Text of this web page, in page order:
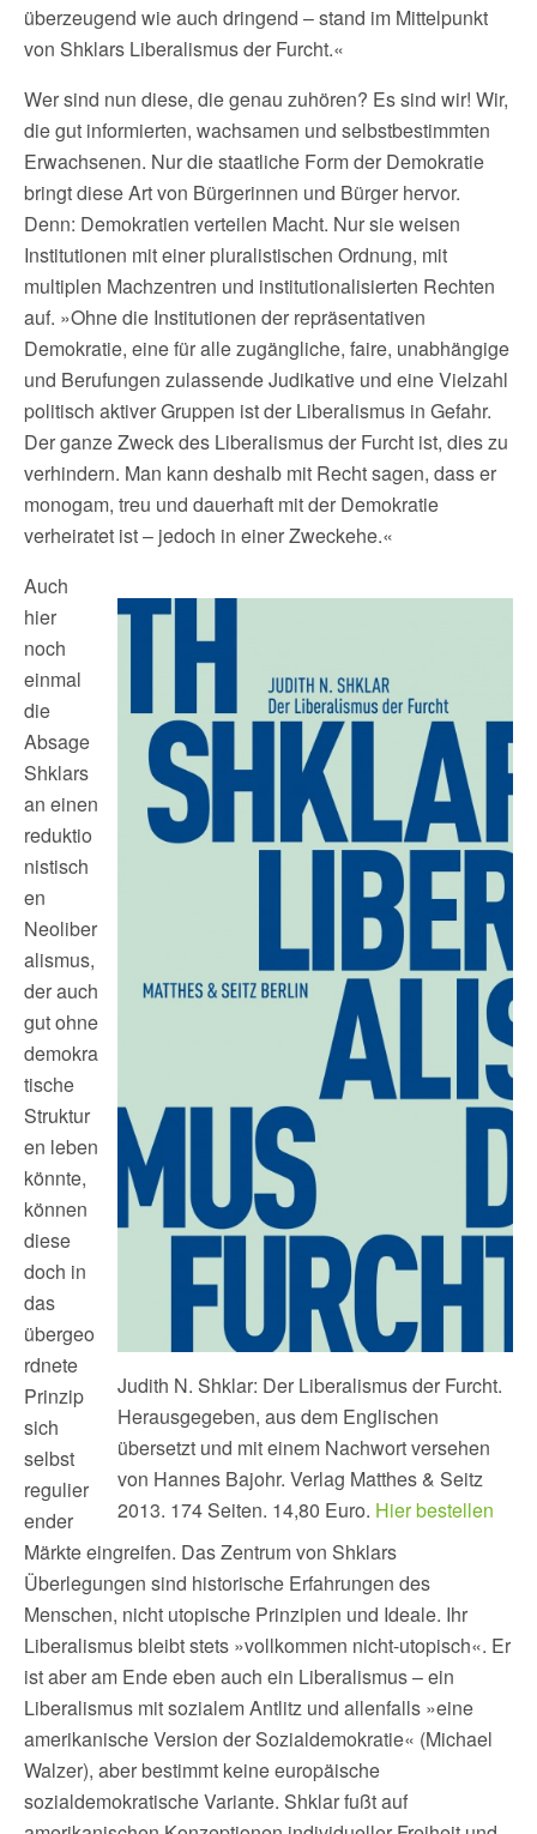
überzeugend wie auch dringend – stand im Mittelpunkt
von Shklars Liberalismus der Furcht.«
Wer sind nun diese, die genau zuhören? Es sind wir! Wir,
die gut informierten, wachsamen und selbstbestimmten
Erwachsenen. Nur die staatliche Form der Demokratie
bringt diese Art von Bürgerinnen und Bürger hervor.
Denn: Demokratien verteilen Macht. Nur sie weisen
Institutionen mit einer pluralistischen Ordnung, mit
multiplen Machzentren und institutionalisierten Rechten
auf. »Ohne die Institutionen der repräsentativen
Demokratie, eine für alle zugängliche, faire, unabhängige
und Berufungen zulassende Judikative und eine Vielzahl
politisch aktiver Gruppen ist der Liberalismus in Gefahr.
Der ganze Zweck des Liberalismus der Furcht ist, dies zu
verhindern. Man kann deshalb mit Recht sagen, dass er
monogam, treu und dauerhaft mit der Demokratie
verheiratet ist – jedoch in einer Zweckehe.«
Judith N. Shklar: Der Liberalismus der Furcht.
Herausgegeben, aus dem Englischen
übersetzt und mit einem Nachwort versehen
von Hannes Bajohr. Verlag Matthes & Seitz
2013. 174 Seiten. 14,80 Euro. Hier bestellen
Auch
hier
noch
einmal
die
Absage
Shklars
an einen
reduktio
nistisch
en
Neoliber
alismus,
der auch
gut ohne
demokra
tische
Struktur
en leben
könnte,
können
diese
doch in
das
übergeo
rdnete
Prinzip
sich
selbst
regulier
ender
Märkte eingreifen. Das Zentrum von Shklars
Überlegungen sind historische Erfahrungen des
Menschen, nicht utopische Prinzipien und Ideale. Ihr
Liberalismus bleibt stets »vollkommen nicht-utopisch«. Er
ist aber am Ende eben auch ein Liberalismus – ein
Liberalismus mit sozialem Antlitz und allenfalls »eine
amerikanische Version der Sozialdemokratie« (Michael
Walzer), aber bestimmt keine europäische
sozialdemokratische Variante. Shklar fußt auf